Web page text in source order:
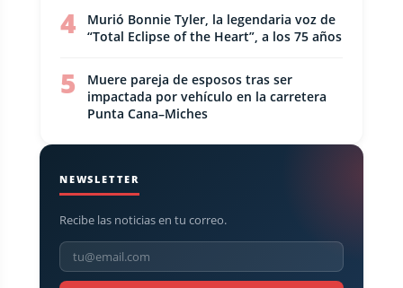
4
Murió Bonnie Tyler, la legendaria voz de
“Total Eclipse of the Heart”, a los 75 años
5
Muere pareja de esposos tras ser
impactada por vehículo en la carretera
Punta Cana–Miches
NEWSLETTER
Recibe las noticias en tu correo.